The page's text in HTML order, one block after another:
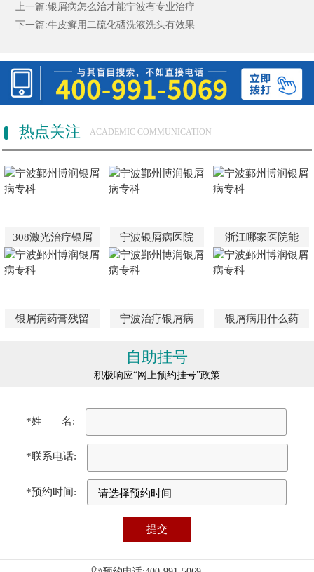
上一篇:银屑病怎么治才能宁波有专业治疗
下一篇:牛皮癣用二硫化硒洗液洗头有效果
热点关注 ACADEMIC COMMUNICATION
308激光治疗银屑 宁波银屑病医院 浙江哪家医院能
银屑病药膏残留 宁波治疗银屑病 银屑病用什么药
自助挂号
积极响应“网上预约挂号”政策
*姓 名:
*联系电话:
*预约时间: